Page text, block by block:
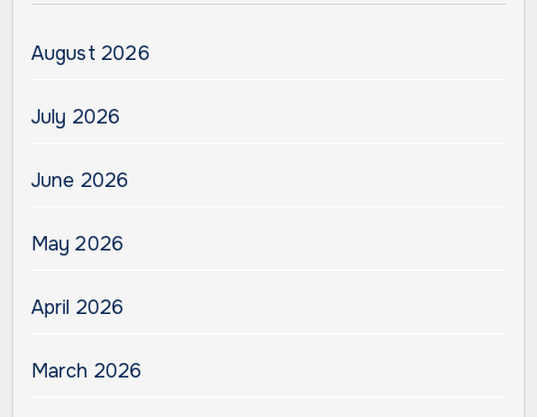
August 2026
July 2026
June 2026
May 2026
April 2026
March 2026